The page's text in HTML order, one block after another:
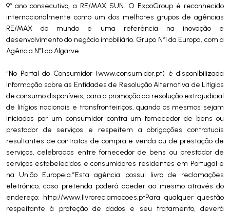
9º ano consecutivo, a RE/MAX SUN. O ExpoGroup é reconhecido
internacionalmente como um dos melhores grupos de agências
RE/MAX do mundo e uma referência na inovação e
desenvolvimento do negócio imobiliário. Grupo Nº1 da Europa, com a
Agência Nº1 do Algarve
“No Portal do Consumidor (www.consumidor.pt) é disponibilizada
informação sobre as Entidades de Resolução Alternativa de Litígios
de consumo disponíveis, para a promoção da resolução extrajudicial
de litígios nacionais e transfronteiriços, quando os mesmos sejam
iniciados por um consumidor contra um fornecedor de bens ou
prestador de serviços e respeitem a obrigações contratuais
resultantes de contratos de compra e venda ou de prestação de
serviços, celebrados entre fornecedor de bens ou prestador de
serviços estabelecidos e consumidores residentes em Portugal e
na União Europeia.”Esta agência possui livro de reclamações
eletrónico, caso pretenda poderá aceder ao mesmo através do
endereço: http://www.livroreclamacoes.ptPara qualquer questão
respeitante à proteção de dados e seu tratamento, deverá